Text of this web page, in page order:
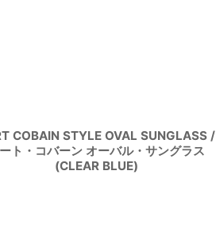
COBAIN STYLE OVAL SUNGLASS /
ト・コバーン オーバル・サングラス
(CLEAR BLUE)